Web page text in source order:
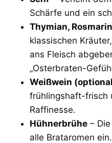
Schärfe und ein
Thymian,
klassischen
ans Fleisch
„Osterbraten-
Weißwein
frühlingshaft-frisch
Raffinesse.
Hühnerbrühe –
alle Brataromen ein.